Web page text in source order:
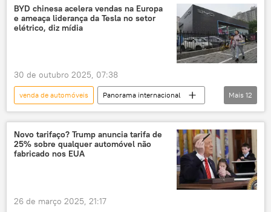
EUA
crise
geopolítica
Américas
Estados Unidos
BYD chinesa acelera vendas na Europa
e ameaça liderança da Tesla no setor
elétrico, diz mídia
30 de outubro 2025, 07:38
venda de automóveis
Panorama internacional
Ásia e Oceania
China
China continental
BYD
Tesla
Economia
carros elétricos
South China Morning Post
Mais 12
Novo tarifaço? Trump anuncia tarifa de
25% sobre qualquer automóvel não
fabricado nos EUA
26 de março 2025, 21:17